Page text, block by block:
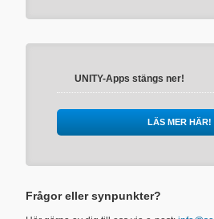
UNITY-Apps stängs ner!
LÄS MER HÄR!
Frågor eller synpunkter?